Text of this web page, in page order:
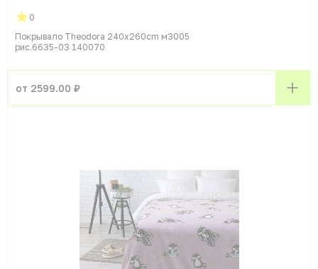
0
Покрывало Theodora 240x260cm м3005
рис.6635-03 140070
от 2599.00 ₽